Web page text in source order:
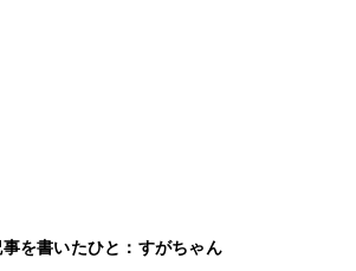
事を書いたひと：すがちゃん